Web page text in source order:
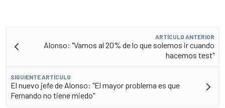
ARTÍCULO ANTERIOR
Alonso: "Vamos al 20% de lo que solemos ir cuando
hacemos test"
SIGUIENTE ARTÍCULO
El nuevo jefe de Alonso: "El mayor problema es que
Fernando no tiene miedo"